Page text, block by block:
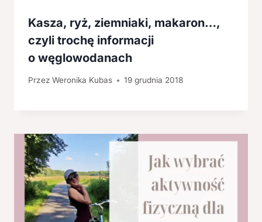
Kasza, ryż, ziemniaki, makaron…,
czyli trochę informacji
o węglowodanach
Przez Weronika Kubas 19 grudnia 2018